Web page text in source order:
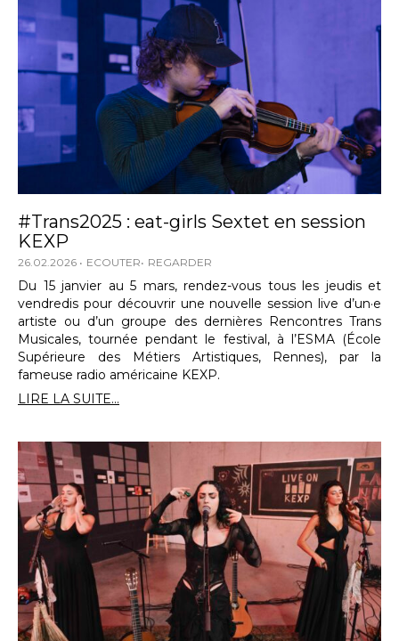
#Trans2025 : eat-girls Sextet en session
KEXP
26.02.2026 ECOUTER REGARDER
Du 15 janvier au 5 mars, rendez-vous tous les jeudis et
vendredis pour découvrir une nouvelle session live d’un·e
artiste ou d’un groupe des dernières Rencontres Trans
Musicales, tournée pendant le festival, à l’ESMA (École
Supérieure des Métiers Artistiques, Rennes), par la
fameuse radio américaine KEXP.
LIRE LA SUITE...